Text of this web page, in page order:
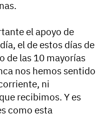
el apoyo de
el de estos días de
de las 10 mayorías
nos hemos sentido
ni
recibimos. Y es
como esta